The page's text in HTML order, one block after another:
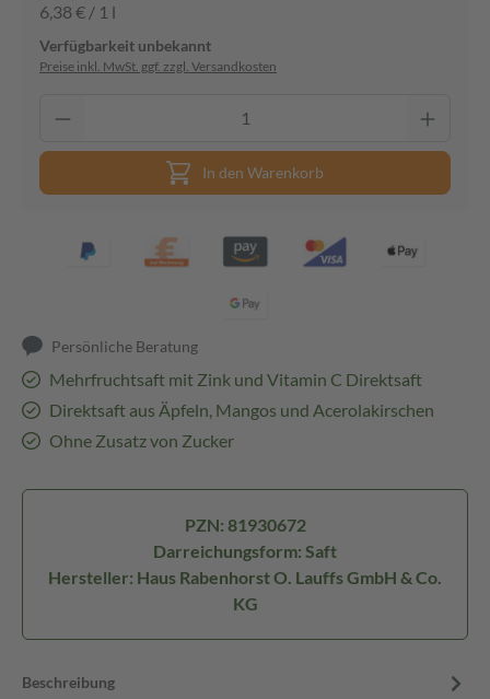
6,38 € / 1 l
Verfügbarkeit unbekannt
Preise inkl. MwSt. ggf. zzgl. Versandkosten
In den Warenkorb
Persönliche Beratung
Mehrfruchtsaft mit Zink und Vitamin C Direktsaft
Direktsaft aus Äpfeln, Mangos und Acerolakirschen
Ohne Zusatz von Zucker
PZN: 81930672
Darreichungsform: Saft
Hersteller: Haus Rabenhorst O. Lauffs GmbH & Co.
KG
Beschreibung